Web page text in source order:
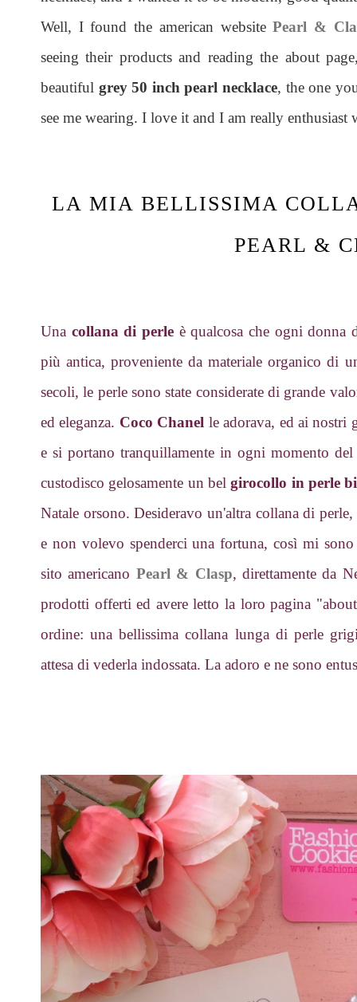
Well, I found the american websitePearl &
seeing their products and reading the about
beautiful grey 50 inch pearl necklace, the one
see me wearing. I love it and I am really enthusiast
LA MIA BELLISSIMA
PEARL &
Una collana di perle è qualcosa che ogni donna
più antica, proveniente da materiale organico di
secoli, le perle sono state considerate di grande
ed eleganza. Coco Chanel le adorava, ed ai
e si portano tranquillamente in ogni momento
custodisco gelosamente un belgirocollo in perle
Natale orsono. Desideravo un'altra collana di
e non volevo spenderci una fortuna, così mi
sito americano Pearl & Clasp, direttamente da
prodotti offerti ed avere letto la loro pagina
ordine: una bellissima collana lunga di perle
attesa di vederla indossata. La adoro e ne sono